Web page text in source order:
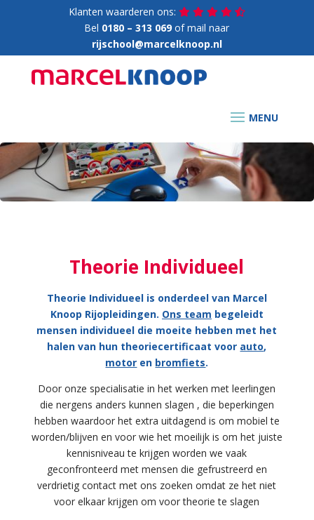
Klanten waarderen ons:
Bel 0180 – 313 069 of mail naar
rijschool@marcelknoop.nl
Theorie Individueel
Theorie Individueel is onderdeel van Marcel
Knoop Rijopleidingen. Ons team begeleidt
mensen individueel die moeite hebben met het
halen van hun theoriecertificaat voor auto,
motor en bromfiets.
Door onze specialisatie in het werken met leerlingen
die nergens anders kunnen slagen , die beperkingen
hebben waardoor het extra uitdagend is om mobiel te
worden/blijven en voor wie het moeilijk is om het juiste
kennisniveau te krijgen worden we vaak
geconfronteerd met mensen die gefrustreerd en
verdrietig contact met ons zoeken omdat ze het niet
voor elkaar krijgen om voor theorie te slagen